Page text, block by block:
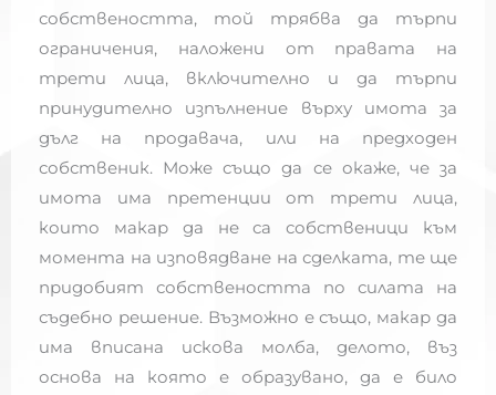
собствеността, той трябва да търпи
ограничения, наложени от правата на
трети лица, включително и да търпи
принудително изпълнение върху имота за
дълг на продавача, или на предходен
собственик. Може също да се окаже, че за
имота има претенции от трети лица,
които макар да не са собственици към
момента на изповядване на сделката, те ще
придобият собствеността по силата на
съдебно решение. Възможно е също, макар да
има вписана искова молба, делото, въз
основа на която е образувано, да е било